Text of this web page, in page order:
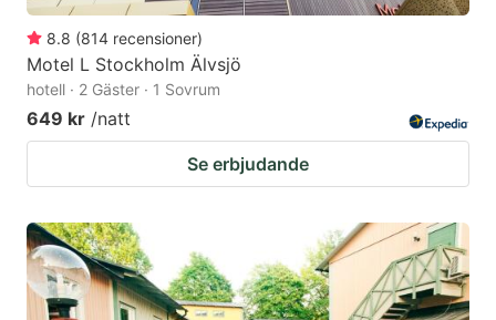
8.8 (814 recensioner)
Motel L Stockholm Älvsjö
hotell · 2 Gäster · 1 Sovrum
649 kr /natt
Se erbjudande